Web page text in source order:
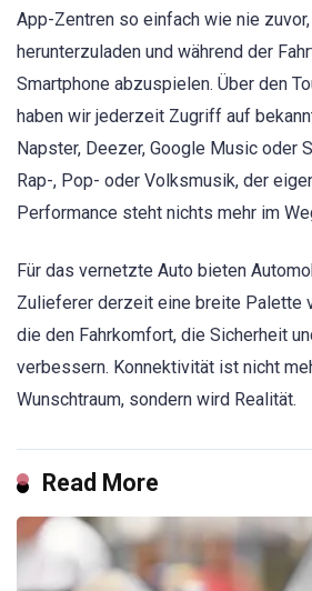
App-Zentren so einfach wie nie
herunterzuladen und während der
Smartphone abzuspielen. Über den
haben wir jederzeit Zugriff auf
Napster, Deezer, Google Music oder
Rap-, Pop- oder Volksmusik, der
Performance steht nichts mehr im
Für das vernetzte Auto bieten
Zulieferer derzeit eine breite Palette
die den Fahrkomfort, die Sicherheit
verbessern. Konnektivität ist nicht
Wunschtraum, sondern wird Realität.
Read More